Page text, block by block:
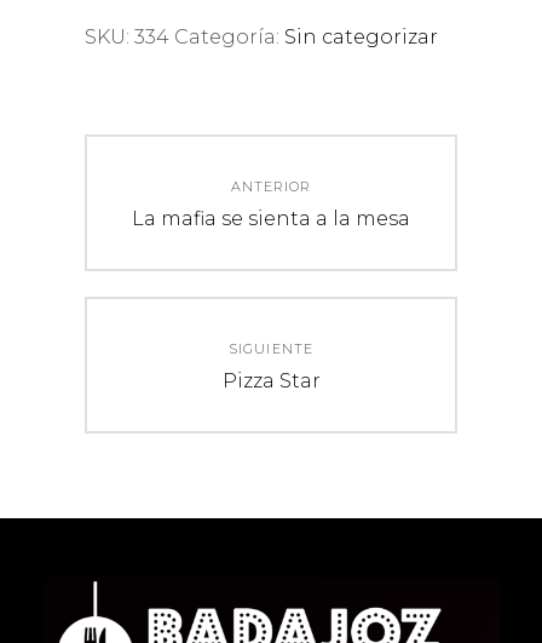
SKU: 334 Categoría: Sin categorizar
entradas
ANTERIOR
Entrada
La mafia se sienta a la mesa
SIGUIENTE
Entrada
Pizza Star